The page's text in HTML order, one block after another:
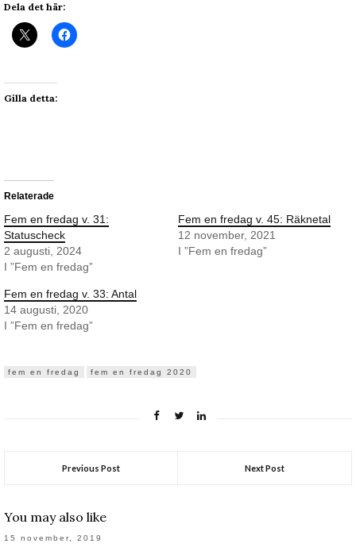
Dela det här:
Gilla detta:
Relaterade
Fem en fredag v. 31:
Statuscheck
2 augusti, 2024
I ”Fem en fredag”
Fem en fredag v. 45: Räknetal
12 november, 2021
I ”Fem en fredag”
Fem en fredag v. 33: Antal
14 augusti, 2020
I ”Fem en fredag”
fem en fredag fem en fredag 2020
Previous Post Next Post
You may also like
15 november, 2019